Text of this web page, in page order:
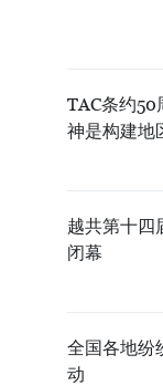
TAC条约50
神是构建地
越共第十四
闭幕
全国各地纷
动